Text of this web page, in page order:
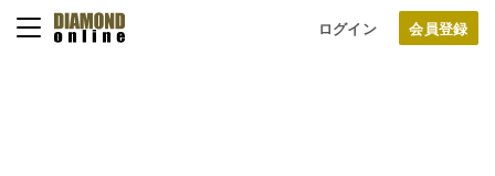
ログイン